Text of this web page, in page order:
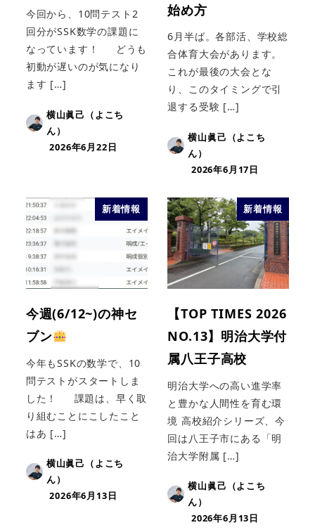
今回から、10問テスト2
回分がSSK数学の課題に
なっています！ どうも
初動が遅いのが気になり
ます […]
横山眞己（よこち
ん）
2026年6月22日
始め方
6月半ば。各部活、学校総
合体育大会があります。
これが最後の大会とな
り、このタイミングで引
退する受験 […]
横山眞己（よこち
ん）
2026年6月17日
新着情報
今週(6/12~)の神セ
ブン
今年もSSKの数学で、10
問テストがスタートしま
した！ 課題は、早く取
り組むことにこしたこと
はあ […]
横山眞己（よこち
ん）
2026年6月13日
新着情報
【TOP TIMES 2026
NO.13】明治大学付
属八王子高校
明治大学への高い進学率
と豊かな人間性を育む環
境 高校紹介シリーズ、今
回は八王子市にある「明
治大学附属 […]
横山眞己（よこち
ん）
2026年6月13日